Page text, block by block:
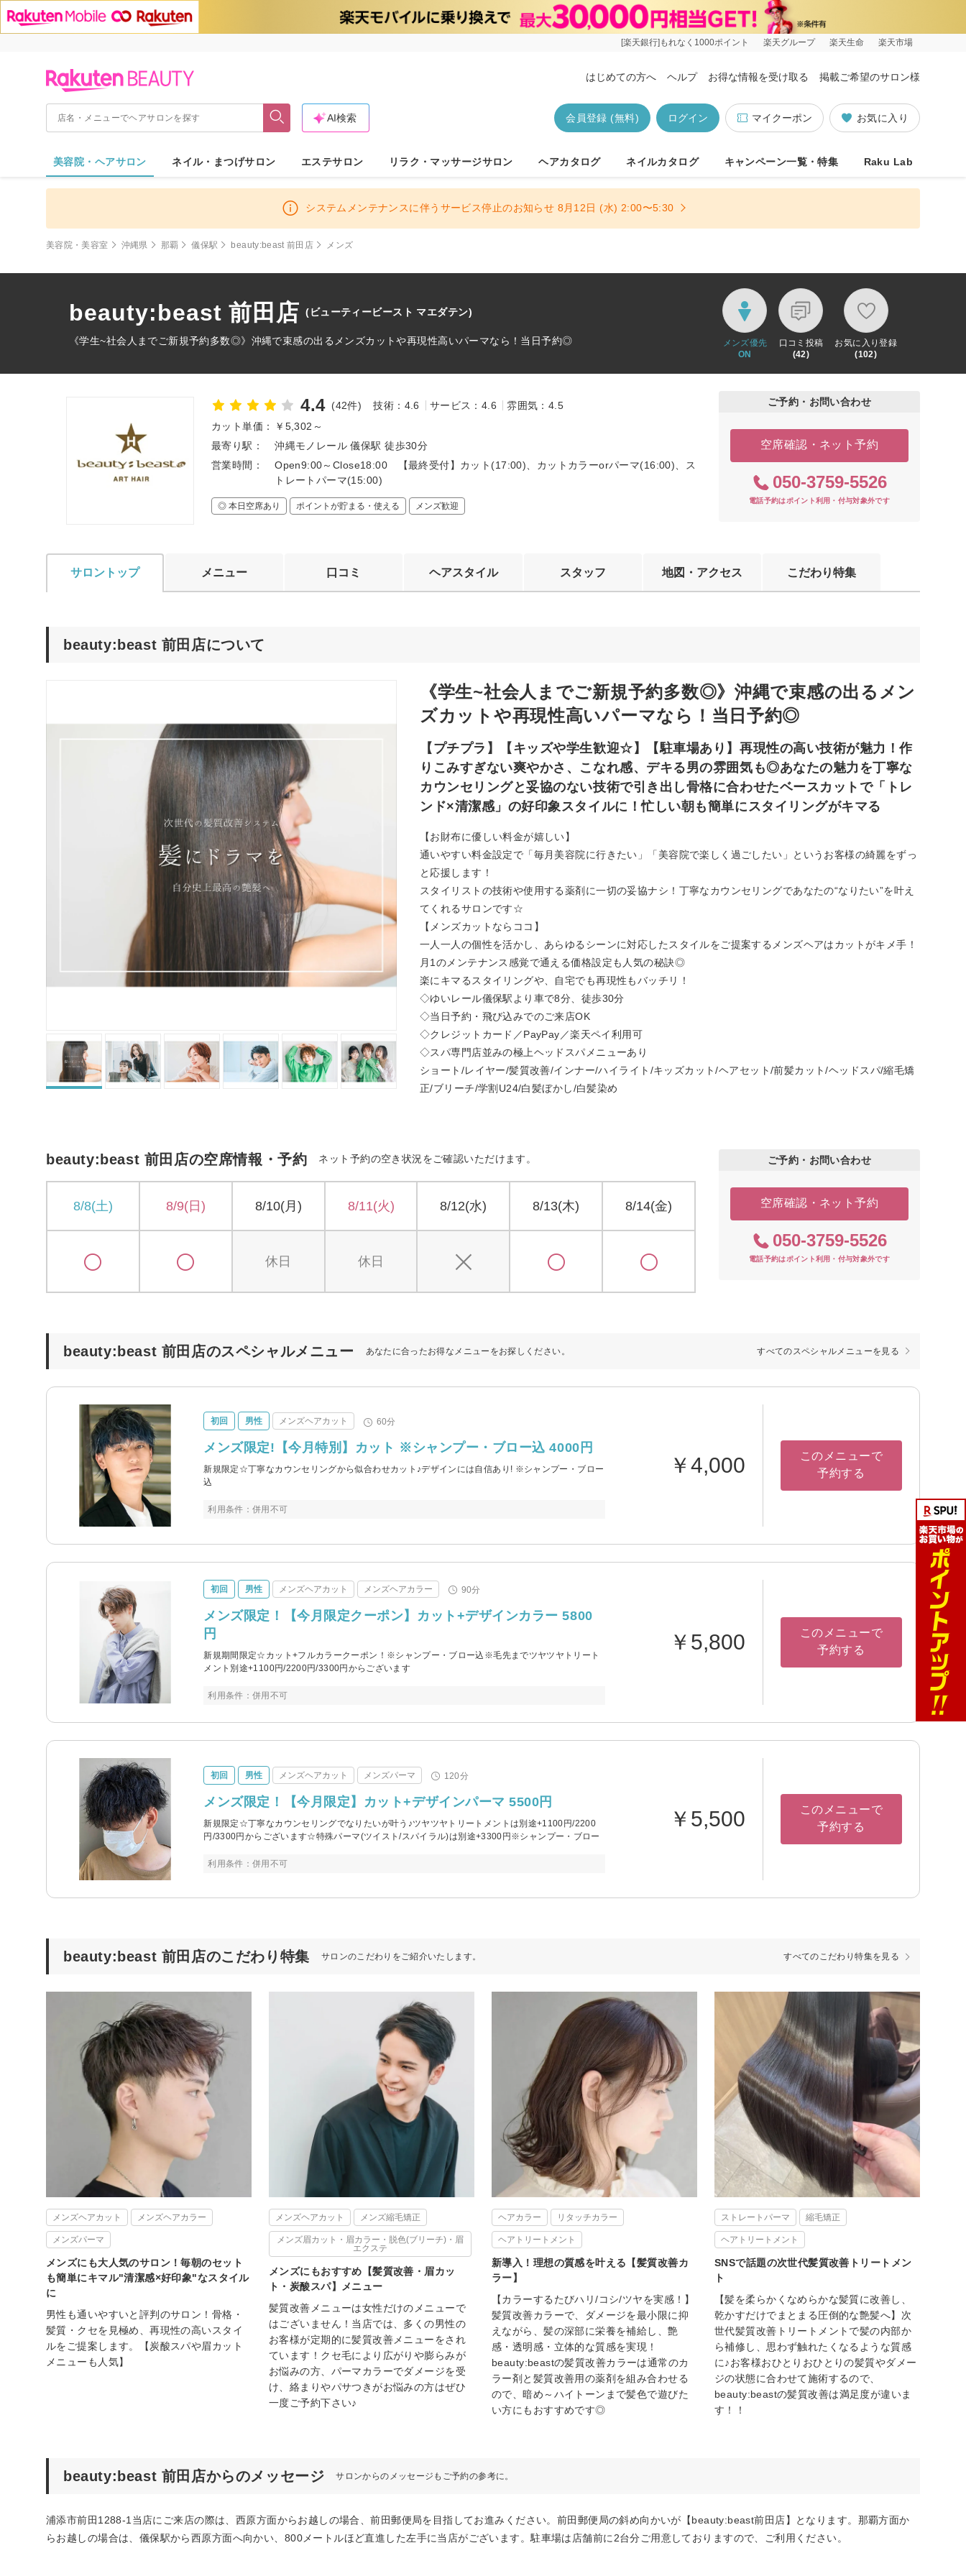
[楽天銀行]もれなく1000ポイント 楽天グループ 楽天生命 楽天市場
はじめての方へ ヘルプ お得な情報を受け取る 掲載ご希望のサロン様
お気に入り
マイクーポン
ログイン
会員登録 (無料)
AI検索
美容院・ヘアサロン ネイル・まつげサロン エステサロン リラク・マッサージサロン ヘアカタログ ネイルカタログ キャンペーン一覧・特集 Raku Lab
システムメンテナンスに伴うサービス停止のお知らせ 8月12日 (水) 2:00〜5:30
美容院・美容室 沖縄県 那覇 儀保駅 beauty:beast 前田店 メンズ
beauty:beast 前田店 (ビューティービースト マエダテン)
《学生~社会人までご新規予約多数◎》沖縄で束感の出るメンズカットや再現性高いパーマなら！当日予約◎
メンズ優先
ON
口コミ投稿
(42)
お気に入り登録
(102)
4.4 (42件) 技術：4.6 サービス：4.6
雰囲気：4.5
カット単価：
￥5,302～
最寄り駅：
沖縄モノレール 儀保駅 徒歩30分
営業時間：
Open9:00～Close18:00 【最終受付】カット(17:00)、カットカラーorパーマ(16:00)、ス
トレートパーマ(15:00)
◎ 本日空席あり ポイントが貯まる・使える メンズ歓迎
ご予約・お問い合わせ
空席確認・ネット予約
050-3759-5526
電話予約はポイント利用・付与対象外です
サロントップ メニュー 口コミ ヘアスタイル スタッフ 地図・アクセス こだわり特集
beauty:beast 前田店について
《学生~社会人までご新規予約多数◎》沖縄で束感の出るメン
ズカットや再現性高いパーマなら！当日予約◎
【プチプラ】【キッズや学生歓迎☆】【駐車場あり】再現性の高い技術が魅力！作
りこみすぎない爽やかさ、こなれ感、デキる男の雰囲気も◎あなたの魅力を丁寧な
カウンセリングと妥協のない技術で引き出し骨格に合わせたベースカットで「トレ
ンド×清潔感」の好印象スタイルに！忙しい朝も簡単にスタイリングがキマる
【お財布に優しい料金が嬉しい】
通いやすい料金設定で「毎月美容院に行きたい」「美容院で楽しく過ごしたい」というお客様の綺麗をずっ
と応援します！
スタイリストの技術や使用する薬剤に一切の妥協ナシ！丁寧なカウンセリングであなたの“なりたい”を叶え
てくれるサロンです☆
【メンズカットならココ】
一人一人の個性を活かし、あらゆるシーンに対応したスタイルをご提案するメンズヘアはカットがキメ手！
月1のメンテナンス感覚で通える価格設定も人気の秘訣◎
楽にキマるスタイリングや、自宅でも再現性もバッチリ！
◇ゆいレール儀保駅より車で8分、徒歩30分
◇当日予約・飛び込みでのご来店OK
◇クレジットカード／PayPay／楽天ペイ利用可
◇スパ専門店並みの極上ヘッドスパメニューあり
ショート/レイヤー/髪質改善/インナー/ハイライト/キッズカット/ヘアセット/前髪カット/ヘッドスパ/縮毛矯
正/ブリーチ/学割U24/白髪ぼかし/白髪染め
beauty:beast 前田店の空席情報・予約 ネット予約の空き状況をご確認いただけます。
8/8(土) 8/9(日) 8/10(月)
休日
8/11(火)
休日
8/12(水) 8/13(木) 8/14(金)
ご予約・お問い合わせ
空席確認・ネット予約
050-3759-5526
電話予約はポイント利用・付与対象外です
beauty:beast 前田店のスペシャルメニュー あなたに合ったお得なメニューをお探しください。 すべてのスペシャルメニューを見る
初回 男性 メンズヘアカット 60分
メンズ限定!【今月特別】カット ※シャンプー・ブロー込 4000円
新規限定☆丁寧なカウンセリングから似合わせカット♪デザインには自信あり! ※シャンプー・ブロー
込
利用条件：併用不可
￥4,000
このメニューで
予約する
初回 男性 メンズヘアカット メンズヘアカラー 90分
メンズ限定！【今月限定クーポン】カット+デザインカラー 5800
円
新規期間限定☆カット+フルカラークーポン！※シャンプー・ブロー込※毛先までツヤツヤトリート
メント別途+1100円/2200円/3300円からございます
利用条件：併用不可
￥5,800
このメニューで
予約する
初回 男性 メンズヘアカット メンズパーマ 120分
メンズ限定！【今月限定】カット+デザインパーマ 5500円
新規限定☆丁寧なカウンセリングでなりたいが叶う♪ツヤツヤトリートメントは別途+1100円/2200
円/3300円からございます☆特殊パーマ(ツイスト/スパイラル)は別途+3300円※シャンプー・ブロー
利用条件：併用不可
￥5,500
このメニューで
予約する
beauty:beast 前田店のこだわり特集 サロンのこだわりをご紹介いたします。 すべてのこだわり特集を見る
メンズヘアカット メンズヘアカラー
メンズパーマ
メンズにも大人気のサロン！毎朝のセット
も簡単にキマル"清潔感×好印象"なスタイル
に
男性も通いやすいと評判のサロン！骨格・
髪質・クセを見極め、再現性の高いスタイ
ルをご提案します。【炭酸スパや眉カット
メニューも人気】
メンズヘアカット メンズ縮毛矯正
メンズ眉カット・眉カラー・脱色(ブリーチ)・眉
エクステ
メンズにもおすすめ【髪質改善・眉カッ
ト・炭酸スパ】メニュー
髪質改善メニューは女性だけのメニューで
はございません！当店では、多くの男性の
お客様が定期的に髪質改善メニューをされ
ています！クセ毛により広がりや膨らみが
お悩みの方、パーマカラーでダメージを受
け、絡まりやパサつきがお悩みの方はぜひ
一度ご予約下さい♪
ヘアカラー リタッチカラー
ヘアトリートメント
新導入！理想の質感を叶える【髪質改善カ
ラー】
【カラーするたびハリ/コシ/ツヤを実感！】
髪質改善カラーで、ダメージを最小限に抑
えながら、髪の深部に栄養を補給し、艶
感・透明感・立体的な質感を実現！
beauty:beastの髪質改善カラーは通常のカ
ラー剤と髪質改善用の薬剤を組み合わせる
ので、暗め～ハイトーンまで髪色で遊びた
い方にもおすすめです◎
ストレートパーマ 縮毛矯正
ヘアトリートメント
SNSで話題の次世代髪質改善トリートメン
ト
【髪を柔らかくなめらかな髪質に改善し、
乾かすだけでまとまる圧倒的な艶髪へ】次
世代髪質改善トリートメントで髪の内部か
ら補修し、思わず触れたくなるような質感
に♪お客様おひとりおひとりの髪質やダメー
ジの状態に合わせて施術するので、
beauty:beastの髪質改善は満足度が違いま
す！！
beauty:beast 前田店からのメッセージ サロンからのメッセージもご予約の参考に。
浦添市前田1288-1当店にご来店の際は、西原方面からお越しの場合、前田郵便局を目指してお進みください。前田郵便局の斜め向かいが【beauty:beast前田店】となります。那覇方面か
らお越しの場合は、儀保駅から西原方面へ向かい、800メートルほど直進した左手に当店がございます。駐車場は店舗前に2台分ご用意しておりますので、ご利用ください。